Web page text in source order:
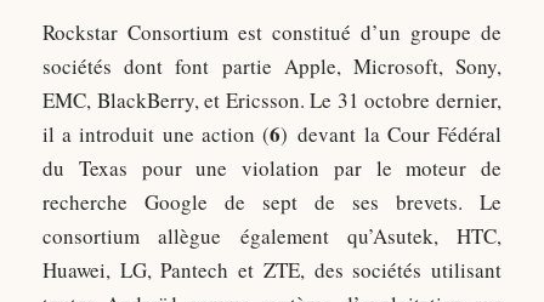
Rockstar Consortium est constitué d’un groupe de
sociétés dont font partie Apple, Microsoft, Sony,
EMC, BlackBerry, et Ericsson. Le 31 octobre dernier,
il a introduit une action (6) devant la Cour Fédéral
du Texas pour une violation par le moteur de
recherche Google de sept de ses brevets. Le
consortium allègue également qu’Asutek, HTC,
Huawei, LG, Pantech et ZTE, des sociétés utilisant